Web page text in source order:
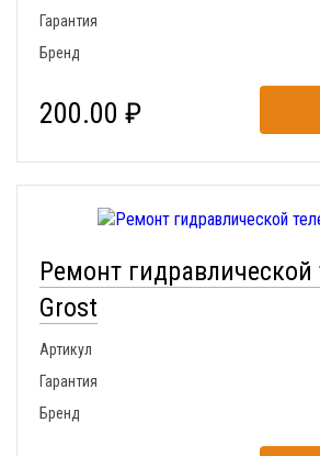
Гарантия
Бренд
200.00 ₽
Ремонт гидравлической
Grost
Артикул
Гарантия
Бренд